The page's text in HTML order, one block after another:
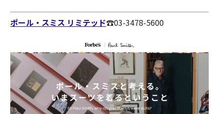
ポール・スミス リミテッド☎︎03-3478-5600